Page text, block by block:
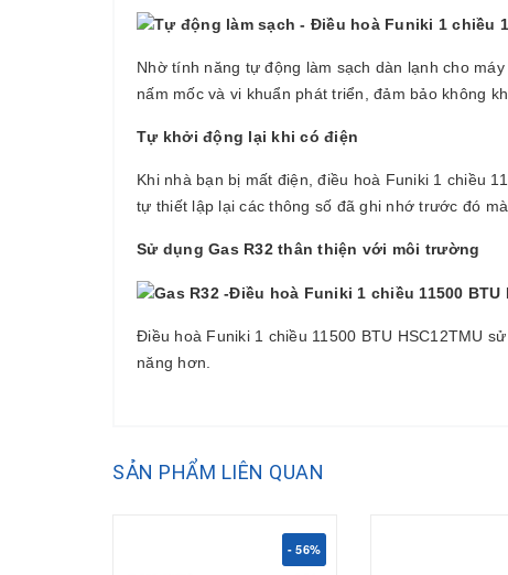
Nhờ tính năng tự động làm sạch dàn lạnh cho
nấm mốc và vi khuẩn phát triển, đảm bảo không
Tự khởi động lại khi có điện
Khi nhà bạn bị mất điện, điều hoà Funiki 1 chiều
tự thiết lập lại các thông số đã ghi nhớ trước đó
Sử dụng Gas R32 thân thiện với môi trường
Điều hoà Funiki 1 chiều 11500 BTU HSC12TMU
năng hơn.
SẢN PHẨM LIÊN QUAN
- 56%